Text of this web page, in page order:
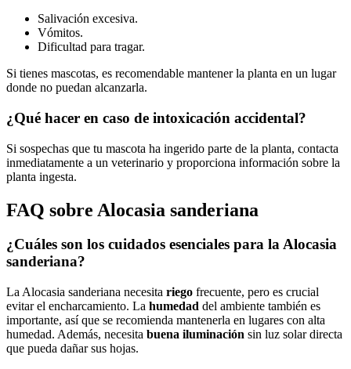
Salivación excesiva.
Vómitos.
Dificultad para tragar.
Si tienes mascotas, es recomendable mantener la planta en un lugar
donde no puedan alcanzarla.
¿Qué hacer en caso de intoxicación accidental?
Si sospechas que tu mascota ha ingerido parte de la planta, contacta
inmediatamente a un veterinario y proporciona información sobre la
planta ingesta.
FAQ sobre Alocasia sanderiana
¿Cuáles son los cuidados esenciales para la Alocasia
sanderiana?
La Alocasia sanderiana necesita riego frecuente, pero es crucial
evitar el encharcamiento. La humedad del ambiente también es
importante, así que se recomienda mantenerla en lugares con alta
humedad. Además, necesita buena iluminación sin luz solar directa
que pueda dañar sus hojas.